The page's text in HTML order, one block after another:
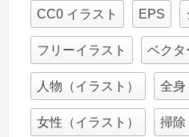
CC0 イラスト EPS
フリーイラスト ベクタ
人物（イラスト） 全身
女性（イラスト） 掃除